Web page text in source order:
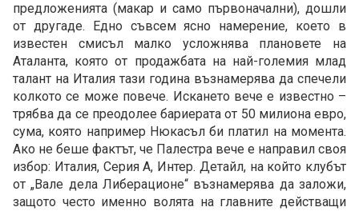
предложенията (макар и само първоначални), дошли
от другаде. Едно съвсем ясно намерение, което в
известен смисъл малко усложнява плановете на
Аталанта, която от продажбата на най-големия млад
талант на Италия тази година възнамерява да спечели
колкото се може повече. Искането вече е известно –
трябва да се преодолее бариерата от 50 милиона евро,
сума, която например Нюкасъл би платил на момента.
Ако не беше фактът, че Палестра вече е направил своя
избор: Италия, Серия А, Интер. Детайл, на който клубът
от „Вале дела Либерационе“ възнамерява да заложи,
защото често именно волята на главните действащи